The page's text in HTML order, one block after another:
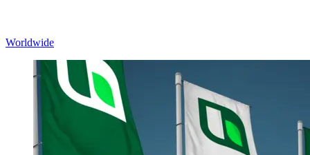
Worldwide